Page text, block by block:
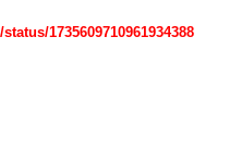
1735609710961934388